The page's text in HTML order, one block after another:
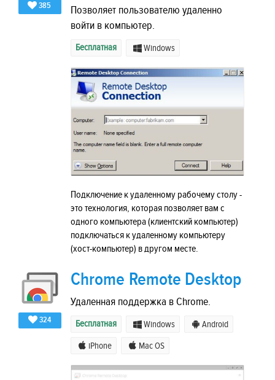
385
Позволяет пользователю удаленно
войти в компьютер.
Бесплатная Windows
Подключение к удаленному рабочему столу -
это технология, которая позволяет вам с
одного компьютера (клиентский компьютер)
подключаться к удаленному компьютеру
(хост-компьютер) в другом месте.
324
Chrome Remote Desktop
Удаленная поддержка в Chrome.
Бесплатная Windows Android
iPhone Mac OS